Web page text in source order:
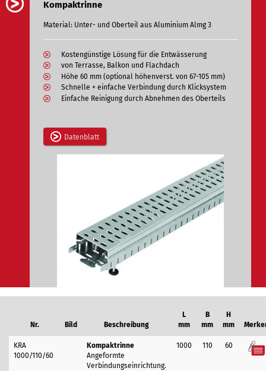
Kompaktrinne
Material: Unter- und Oberteil aus Aluminium Almg 3
Kostengünstige Lösung für die Entwässerung
von Terrasse, Balkon und Flachdach
Höhe 60 mm (optional höhenverst. von 67-105 mm)
Schnelle + einfache Verbindung durch Klicksystem
Einfache Reinigung durch Abnehmen des Oberteils
Datenblatt
KRA
1000/110/60
Kompaktrinne
Angeformte
Verbindungseinrichtung.
1000 110 60